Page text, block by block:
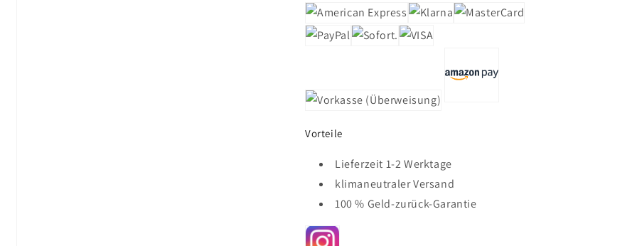
Vorteile
Lieferzeit 1-2 Werktage
klimaneutraler Versand
100 % Geld-zurück-Garantie